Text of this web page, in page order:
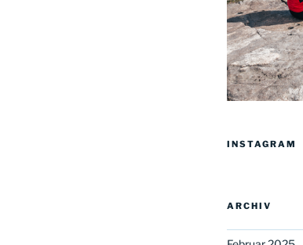
INSTAGRAM
ARCHIV